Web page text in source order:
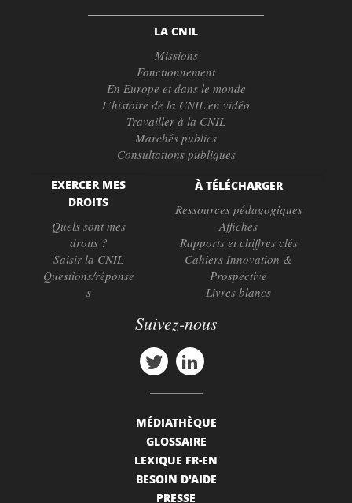
LA CNIL
Missions
Fonctionnement
En Europe et dans le monde
L’histoire de la CNIL en vidéo
Travailler à la CNIL
Marchés publics
Consultations publiques
EXERCER MES
DROITS
Quels sont mes
droits ?
Saisir la CNIL
Questions/réponse
s
À TÉLÉCHARGER
Ressources pédagogiques
Affiches
Rapports et chiffres clés
Cahiers Innovation &
Prospective
Livres blancs
Suivez-nous
MÉDIATHÈQUE
GLOSSAIRE
LEXIQUE FR-EN
BESOIN D'AIDE
PRESSE